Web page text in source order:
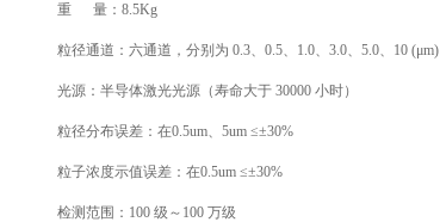
重 量：8.5Kg
粒径通道：六通道，分别为 0.3、0.5、1.0、3.0、5.0、10 (μm)
光源：半导体激光光源（寿命大于 30000 小时）
粒径分布误差：在0.5um、5um ≤±30%
粒子浓度示值误差：在0.5um ≤±30%
检测范围：100 级～100 万级